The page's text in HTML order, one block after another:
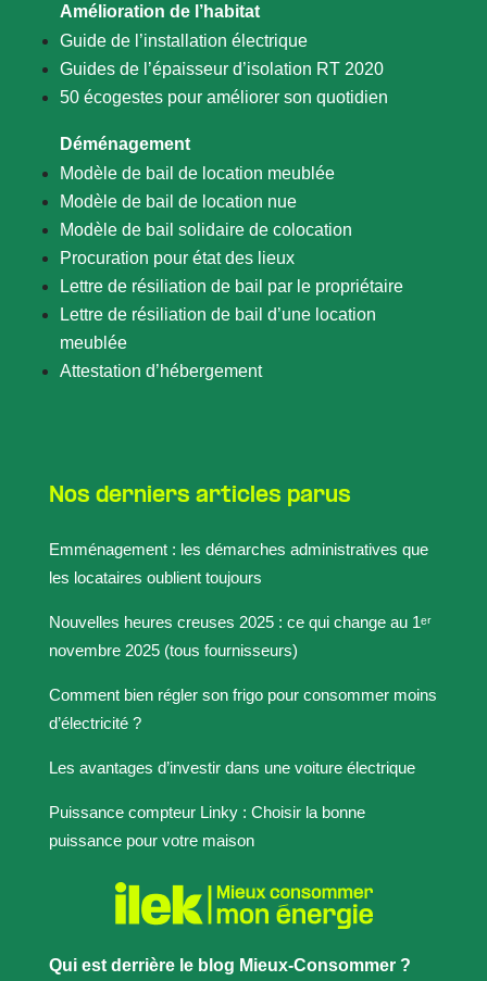
Amélioration de l’habitat
Guide de l’installation électrique
Guides de l’épaisseur d’isolation RT 2020
50 écogestes pour améliorer son quotidien
Déménagement
Modèle de bail de location meublée
Modèle de bail de location nue
Modèle de bail solidaire de colocation
Procuration pour état des lieux
Lettre de résiliation de bail par le propriétaire
Lettre de résiliation de bail d’une location
meublée
Attestation d’hébergement
Nos derniers articles parus
Emménagement : les démarches administratives que
les locataires oublient toujours
Nouvelles heures creuses 2025 : ce qui change au 1ᵉʳ
novembre 2025 (tous fournisseurs)
Comment bien régler son frigo pour consommer moins
d’électricité ?
Les avantages d’investir dans une voiture électrique
Puissance compteur Linky : Choisir la bonne
puissance pour votre maison
Qui est derrière le blog Mieux-Consommer ?